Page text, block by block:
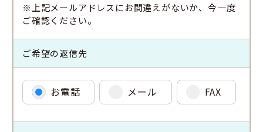
※上記メールアドレスにお間違えがないか、今一度
ご確認ください。
ご希望の返信先
お電話 メール FAX